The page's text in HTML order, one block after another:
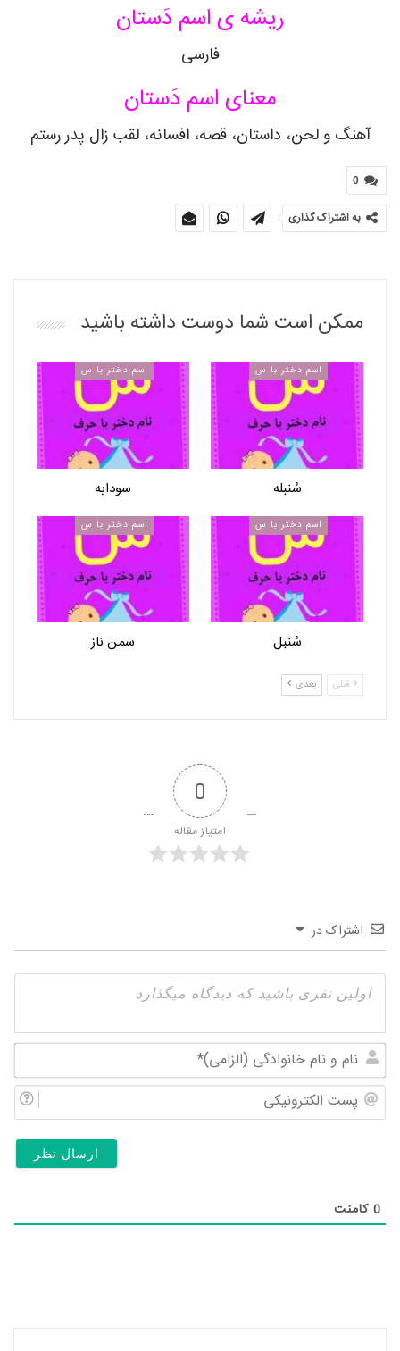
ریشه ی اسم دَستان
فارسی
معنای اسم دَستان
آهنگ و لحن، داستان، قصه، افسانه، لقب زال پدر رستم
0
به اشتراک گذاری
ممکن است شما دوست داشته باشید
اسم دختر با س
سُنبله
اسم دختر با س
سودابه
اسم دختر با س
سُنبل
اسم دختر با س
سَمن ناز
قبلی بعدی
0
امتیاز مقاله
اشتراک در
و
0 کامنت